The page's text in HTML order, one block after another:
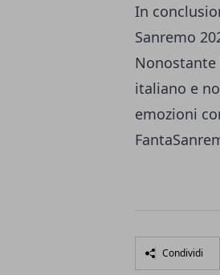
In
Sanremo
italiano e
emozioni
Condividi